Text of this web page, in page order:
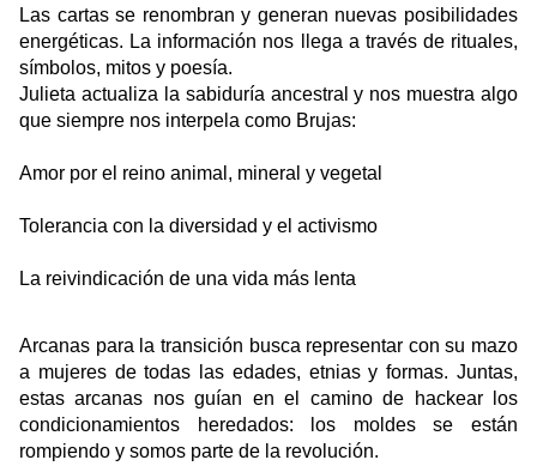
Las cartas se renombran y generan nuevas posibilidades
energéticas. La información nos llega a través de rituales,
símbolos, mitos y poesía.
Julieta actualiza la sabiduría ancestral y nos muestra algo
que siempre nos interpela como Brujas:
Amor por el reino animal, mineral y vegetal
Tolerancia con la diversidad y el activismo
La reivindicación de una vida más lenta
Arcanas para la transición busca representar con su mazo
a mujeres de todas las edades, etnias y formas. Juntas,
estas arcanas nos guían en el camino de hackear los
condicionamientos heredados: los moldes se están
rompiendo y somos parte de la revolución.